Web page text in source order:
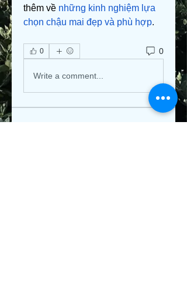
thêm về những kinh nghiệm lựa
chọn chậu mai đẹp và phù hợp.
0 0
Write a comment...